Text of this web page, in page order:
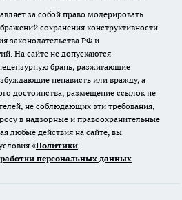
за собой право модерировать
сохранения конструктивности
законодательства РФ и
На сайте не допускаются
брань, разжигающие
ненависть или вражду, а
достоинства, размещение ссылок не
не соблюдающих эти требования,
в надзорные и правоохранительные
любые действия на сайте, вы
«Политики
персональных данных